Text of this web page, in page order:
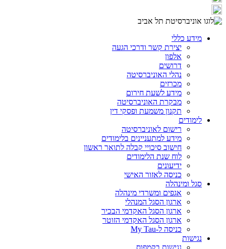
מידע כללי
יצירת קשר ודרכי הגעה
אלפון
דרושים
נהלי האוניברסיטה
מכרזים
מידע לשעת חירום
מבקרת האוניברסיטה
תקנון משמעת ופסקי דין
לימודים
רישום לאוניברסיטה
מידע למתעניינים בלימודים
חישוב סיכויי קבלה לתואר ראשון
לוח שנת הלימודים
ידיעונים
כניסה לאזור האישי
סגל ומינהלה
אגפים ומשרדי מינהלה
ארגון הסגל המנהלי
ארגון הסגל האקדמי הבכיר
ארגון הסגל האקדמי הזוטר
כניסה ל-My Tau
נגישות
נגישות בקמפוס